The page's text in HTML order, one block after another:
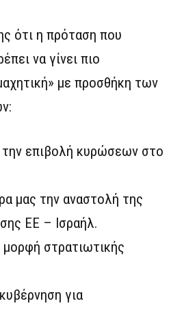
ότι η πρόταση που
να γίνει πιο
με προσθήκη των
επιβολή κυρώσεων στο
μας την αναστολή της
ΕΕ – Ισραήλ.
μορφή στρατιωτικής
για